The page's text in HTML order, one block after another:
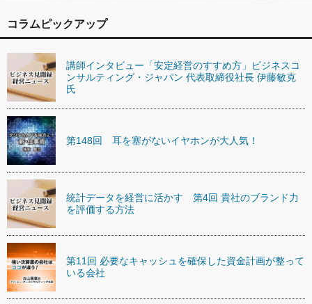
コラムピックアップ
講師インタビュー「安定経営のすすめ方」ビジネスコ
ンサルティング・ジャパン 代表取締役社長 伊藤敏克
氏
第148回 耳を塞がないイヤホンが大人気！
統計データを経営に活かす 第4回 貴社のブランド力
を評価する方法
第11回 必要なキャッシュを確保した資金計画が整って
いる会社